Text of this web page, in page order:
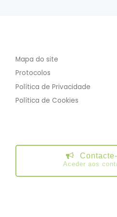
Mapa do site
Protocolos
Política de Privacidade
Política de Cookies
Aceder aos